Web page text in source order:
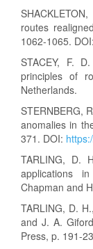
routes
1062-1065. DOI:
STACEY, F.
principles of
Netherlands.
STERNBERG,
anomalies in
371. DOI:
TARLING, D.
applications
Chapman and
TARLING, D.
and J. A.
Press, p. 191-